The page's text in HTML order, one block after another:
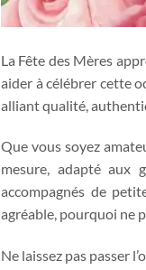
La Fête des Mères
aider à célébrer cette
alliant qualité,
Que vous soyez
mesure, adapté aux
accompagnés de
agréable, pourquoi ne
Ne laissez pas passer